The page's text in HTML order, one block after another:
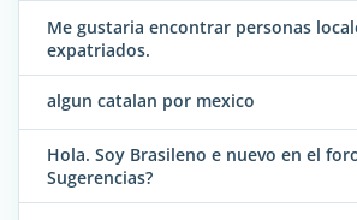
Me gustaria encontrar personas
expatriados.
algun catalan por mexico
Hola. Soy Brasileno e nuevo en el
Sugerencias?